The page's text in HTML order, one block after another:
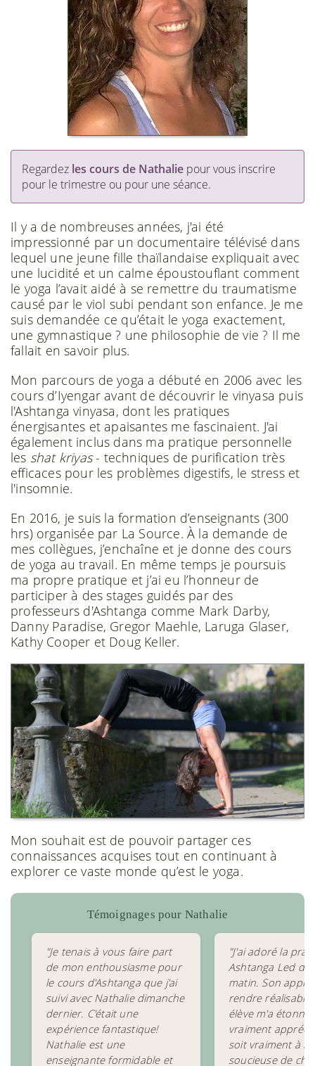
Regardez les cours de Nathalie pour vous inscrire
pour le trimestre ou pour une séance.
Il y a de nombreuses années, j'ai été
impressionné par un documentaire télévisé dans
lequel une jeune fille thaïlandaise expliquait avec
une lucidité et un calme époustouflant comment
le yoga l’avait aidé à se remettre du traumatisme
causé par le viol subi pendant son enfance. Je me
suis demandée ce qu’était le yoga exactement,
une gymnastique ? une philosophie de vie ? Il me
fallait en savoir plus.
Mon parcours de yoga a débuté en 2006 avec les
cours d’Iyengar avant de découvrir le vinyasa puis
l'Ashtanga vinyasa, dont les pratiques
énergisantes et apaisantes me fascinaient. J'ai
également inclus dans ma pratique personnelle
les shat kriyas- techniques de purification très
efficaces pour les problèmes digestifs, le stress et
l'insomnie.
En 2016, je suis la formation d’enseignants (300
hrs) organisée par La Source. À la demande de
mes collègues, j’enchaîne et je donne des cours
de yoga au travail. En même temps je poursuis
ma propre pratique et j’ai eu l’honneur de
participer à des stages guidés par des
professeurs d'Ashtanga comme Mark Darby,
Danny Paradise, Gregor Maehle, Laruga Glaser,
Kathy Cooper et Doug Keller.
Mon souhait est de pouvoir partager ces
connaissances acquises tout en continuant à
explorer ce vaste monde qu’est le yoga.
Témoignages pour Nathalie
"Je tenais à vous faire part
de mon enthousiasme pour
le cours d'Ashtanga que j'ai
suivi avec Nathalie dimanche
dernier. C'était une
expérience fantastique!
Nathalie est une
enseignante formidable et
"J'ai adoré la
Ashtanga Led de
matin. Son
rendre réalisable
élève m'a étonné
vraiment
soit vraiment à
soucieuse de